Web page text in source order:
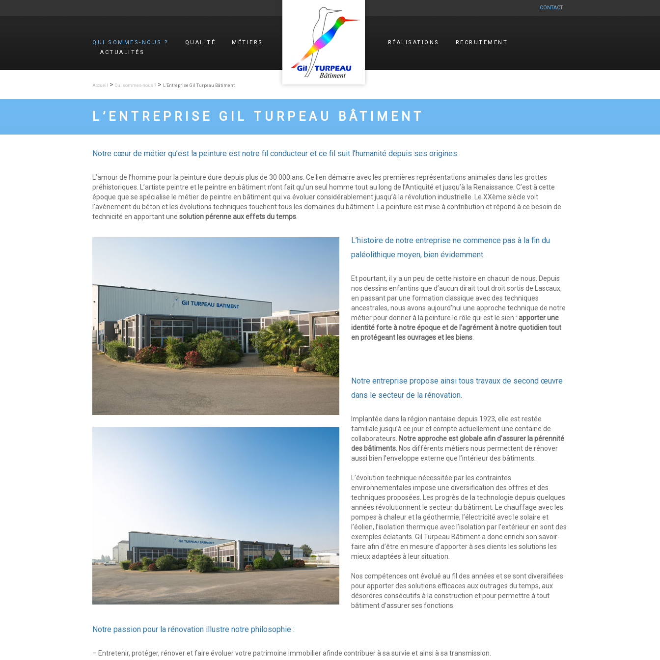
CONTACT
Aller au contenu principal
QUI SOMMES-NOUS ?
L’ENTREPRISE
GIL
HISTOIRE
CHIFFRES
CLÉS
VALEURS
QUALITÉ
CLIENT
RÉCOMPENSES
MÉTIERS
ETANCHÉITE
DE
PEINTURE
&
DÉCORATION
PEINTURE
INDUSTRIELLE
RÉALISATIONS
RECRUTEMENT
ACTUALITÉS
Accueil > Qui sommes-nous ? > L’Entreprise Gil Turpeau Bâtiment
L’ENTREPRISE GIL TURPEAU BÂTIMENT
Notre cœur de métier qu’est la peinture est notre fil conducteur et ce fil suit l’humanité depuis ses origines.
L’amour de l’homme pour la peinture dure depuis plus de 30 000 ans. Ce lien démarre avec les premières représentations animales dans les grottes
préhistoriques. L’artiste peintre et le peintre en bâtiment n’ont fait qu’un seul homme tout au long de l’Antiquité et jusqu’à la Renaissance. C’est à cette
époque que se spécialise le métier de peintre en bâtiment qui va évoluer considérablement jusqu’à la révolution industrielle. Le XXème siècle voit
l’avènement du béton et les évolutions techniques touchent tous les domaines du bâtiment. La peinture est mise à contribution et répond à ce besoin de
technicité en apportant une solution pérenne aux effets du temps
L’histoire de notre entreprise ne commence pas à la fin du
paléolithique moyen, bien évidemment.
Et pourtant, il y a un peu de cette histoire en chacun de nous. Depuis
nos dessins enfantins que d’aucun dirait tout droit sortis de Lascaux,
en passant par une formation classique avec des techniques
ancestrales, nous avons aujourd’hui une approche technique de notre
métier pour donner à la peinture le rôle qui est le sien : apporter une
identité forte à notre époque et de l’agrément à notre quotidien tout
en protégeant les ouvrages et les biens
Notre entreprise propose ainsi tous travaux de second œuvre
dans le secteur de la rénovation.
Implantée dans la région nantaise depuis 1923, elle est restée
familiale jusqu’à ce jour et compte actuellement une centaine de
collaborateurs. Notre approche est globale afin d’assurer la pérennité
des bâtiments . Nos différents métiers nous permettent de rénover
aussi bien l’enveloppe externe que l’intérieur des bâtiments.
L’évolution technique nécessitée par les contraintes
environnementales impose une diversification des offres et des
techniques proposées. Les progrès de la technologie depuis quelques
années révolutionnent le secteur du bâtiment. Le chauffage avec les
pompes à chaleur et la géothermie, l’électricité avec le solaire et
l’éolien, l’isolation thermique avec l’isolation par l’extérieur en sont des
exemples éclatants. Gil Turpeau Bâtiment a donc enrichi son savoir-
faire afin d’être en mesure d’apporter à ses clients les solutions les
mieux adaptées à leur situation.
Nos compétences ont évolué au fil des années et se sont diversifiées
pour apporter des solutions efficaces aux outrages du temps, aux
désordres consécutifs à la construction et pour permettre à tout
bâtiment d’assurer ses fonctions.
Notre passion pour la rénovation illustre notre philosophie :
– Entretenir, protéger, rénover et faire évoluer votre patrimoine immobilier afinde contribuer à sa survie et ainsi à sa transmission.